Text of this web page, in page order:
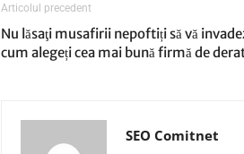
Articolul precedent
Nu lăsaţi musafirii nepoftiți să vă
cum alegeți cea mai bună firmă de
SEO Comitnet